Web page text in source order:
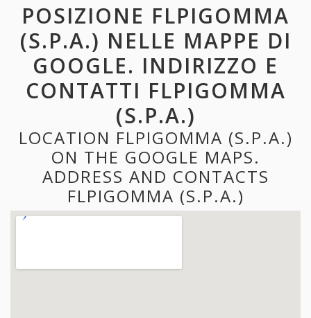
POSIZIONE FLPIGOMMA
(S.P.A.) NELLE MAPPE DI
GOOGLE. INDIRIZZO E
CONTATTI FLPIGOMMA
(S.P.A.)
LOCATION FLPIGOMMA (S.P.A.)
ON THE GOOGLE MAPS.
ADDRESS AND CONTACTS
FLPIGOMMA (S.P.A.)